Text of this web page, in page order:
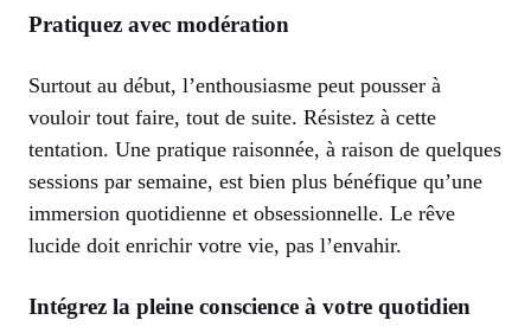
Pratiquez avec modération
Surtout au début, l’enthousiasme peut pousser à
vouloir tout faire, tout de suite. Résistez à cette
tentation. Une pratique raisonnée, à raison de quelques
sessions par semaine, est bien plus bénéfique qu’une
immersion quotidienne et obsessionnelle. Le rêve
lucide doit enrichir votre vie, pas l’envahir.
Intégrez la pleine conscience à votre quotidien